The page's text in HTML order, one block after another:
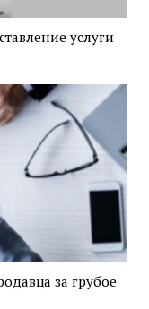
услуги
за грубое